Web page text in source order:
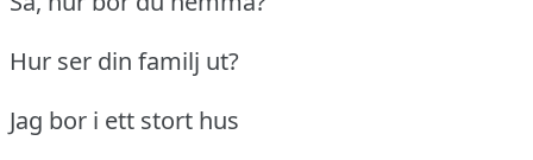
Hur ser din familj ut?
Jag bor i ett stort hus